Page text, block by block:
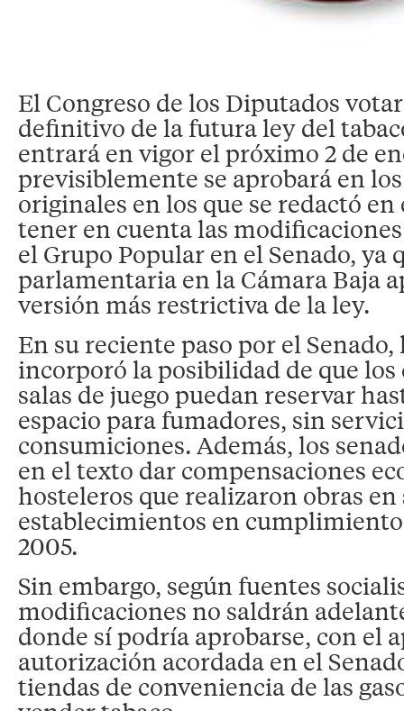
El Congreso de los Diputados
definitivo de la futura ley del
entrará en vigor el próximo 2 de
previsiblemente se aprobará en
originales en los que se redactó en
tener en cuenta las
el Grupo Popular en el Senado, ya
parlamentaria en la Cámara Baja
versión más restrictiva de la ley.
En su reciente paso por el
incorporó la posibilidad de que los
salas de juego puedan reservar
espacio para fumadores, sin
consumiciones. Además, los
en el texto dar compensaciones
hosteleros que realizaron obras en
establecimientos en
2005.
Sin embargo, según fuentes
modificaciones no saldrán
donde sí podría aprobarse, con el
autorización acordada en el
tiendas de conveniencia de las